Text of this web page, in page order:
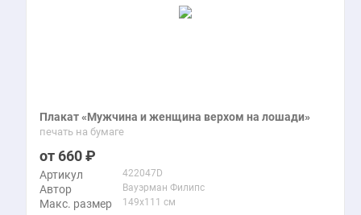
Плакат «Мужчина и женщина верхом на лошади»
печать на бумаге
660
Артикул 422047D
Автор Вауэрман Филипс
Макс. размер 149x111 см